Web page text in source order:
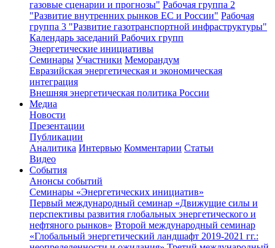
газовые сценарии и прогнозы" Рабочая группа 2
"Развитие внутренних рынков ЕС и России" Рабочая
группа 3 "Развитие газотранспортной инфраструктуры"
Календарь заседаний Рабочих групп
Энергетические инициативы
Семинары Участники Меморандум
Евразийская энергетическая и экономическая
интеграция
Внешняя энергетическая политика России
Медиа
Новости
Презентации
Публикации
Аналитика Интервью Комментарии Статьи
Видео
События
Анонсы событий
Семинары «Энергетических инициатив»
Первый международный семинар «Движущие силы и
перспективы развития глобальных энергетического и
нефтяного рынков» Второй международный семинар
«Глобальный энергетический ландшафт 2019-2021 гг.: